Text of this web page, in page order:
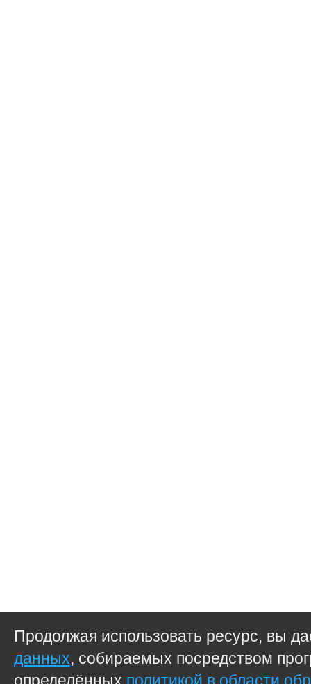
Продолжая использовать ресурс, вы
данных, собираемых посредством